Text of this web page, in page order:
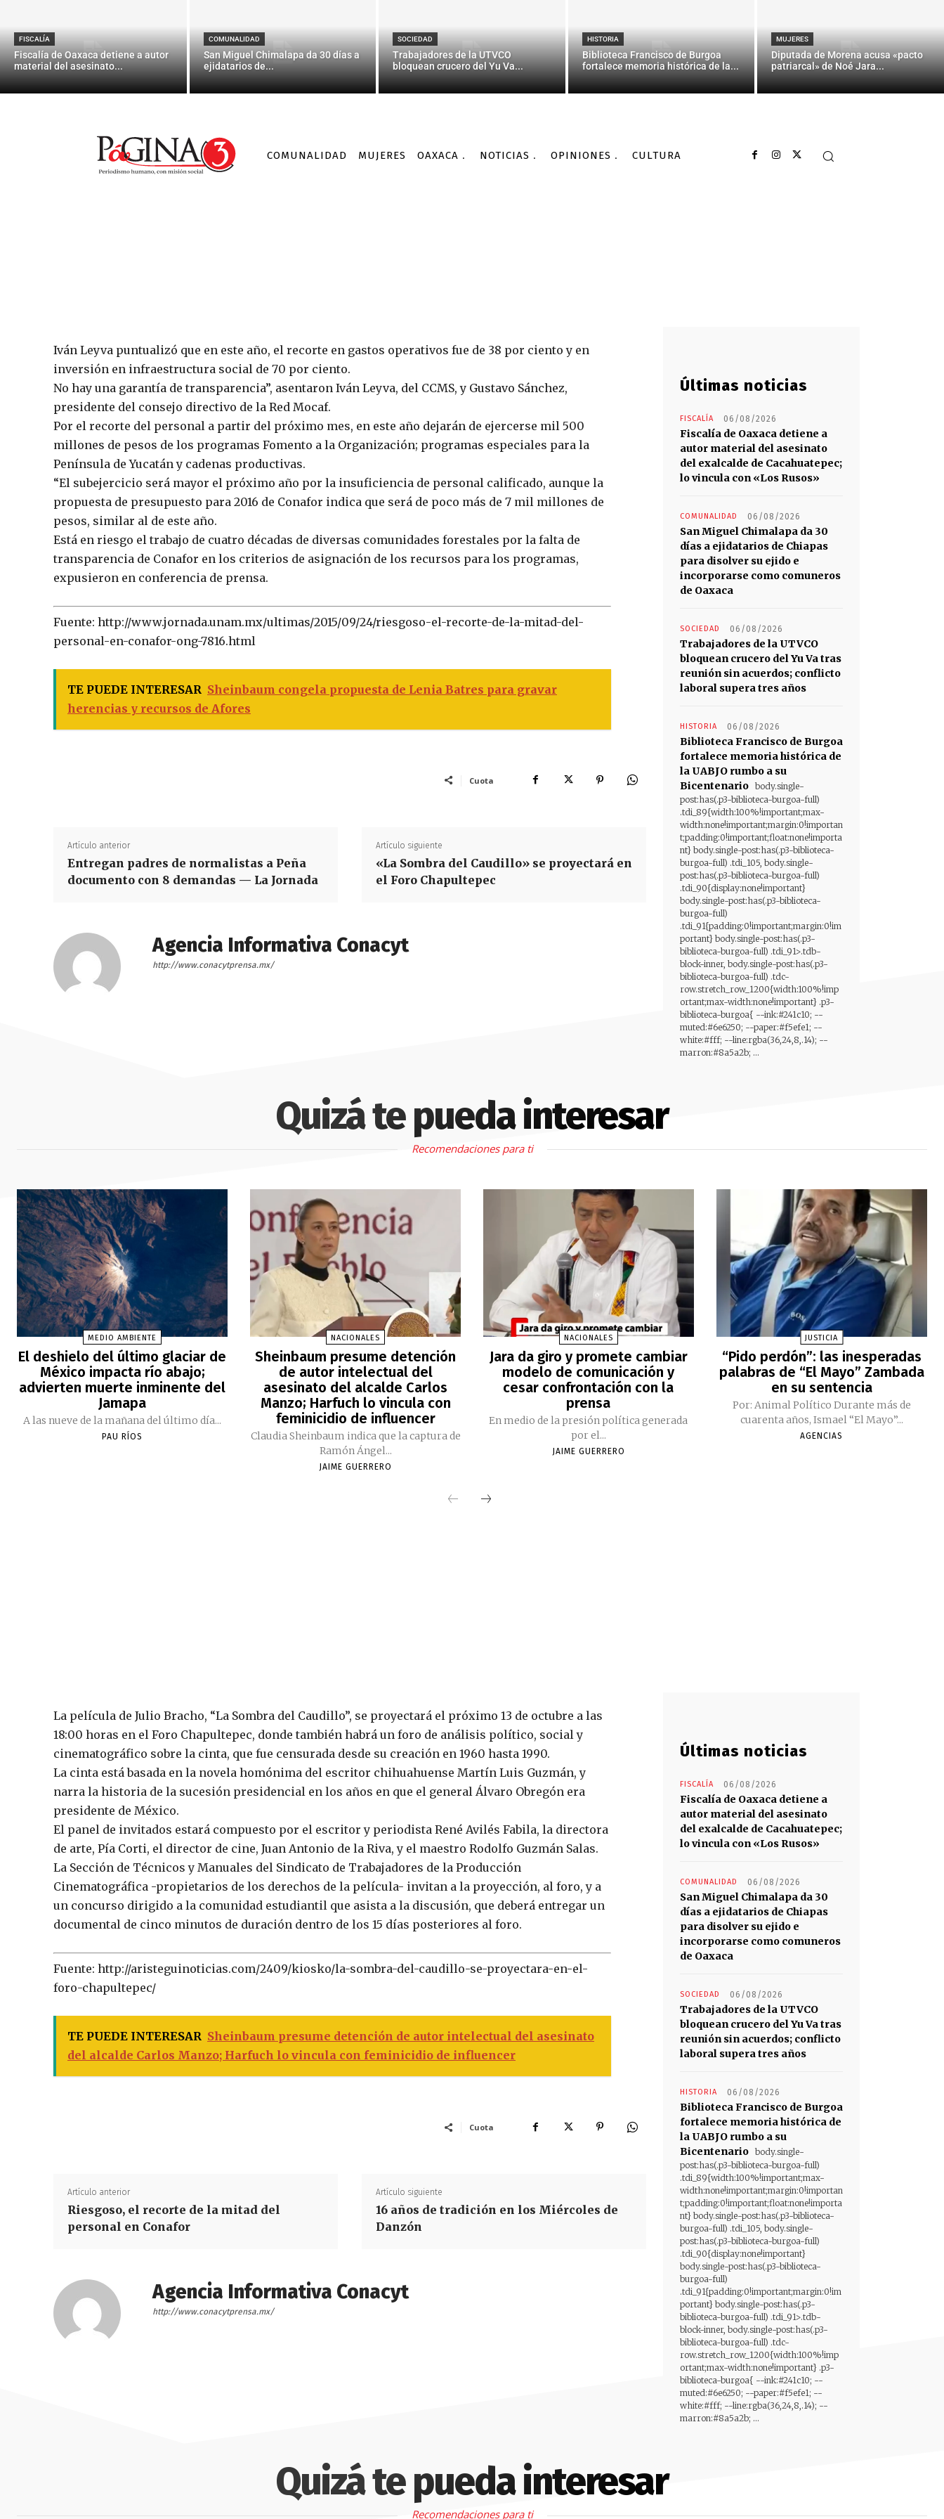
FISCALÍA
Fiscalía de Oaxaca detiene a autor
material del asesinato...
COMUNALIDAD
San Miguel Chimalapa da 30 días a
ejidatarios de...
SOCIEDAD
Trabajadores de la UTVCO
bloquean crucero del Yu Va...
HISTORIA
Biblioteca Francisco de Burgoa
fortalece memoria histórica de la...
MUJERES
Diputada de Morena acusa «pacto
patriarcal» de Noé Jara...
COMUNALIDAD MUJERES OAXACA NOTICIAS OPINIONES CULTURA
Conafor
AGENCIA INFORMATIVA CONACYT - 24/09/2015
Iván Leyva puntualizó que en este año, el recorte en gastos operativos fue de 38 por ciento y en
inversión en infraestructura social de 70 por ciento.
No hay una garantía de transparencia”, asentaron Iván Leyva, del CCMS, y Gustavo Sánchez,
presidente del consejo directivo de la Red Mocaf.
Por el recorte del personal a partir del próximo mes, en este año dejarán de ejercerse mil 500
millones de pesos de los programas Fomento a la Organización; programas especiales para la
Península de Yucatán y cadenas productivas.
“El subejercicio será mayor el próximo año por la insuficiencia de personal calificado, aunque la
propuesta de presupuesto para 2016 de Conafor indica que será de poco más de 7 mil millones de
pesos, similar al de este año.
Está en riesgo el trabajo de cuatro décadas de diversas comunidades forestales por la falta de
transparencia de Conafor en los criterios de asignación de los recursos para los programas,
expusieron en conferencia de prensa.
Fuente: http://www.jornada.unam.mx/ultimas/2015/09/24/riesgoso-el-recorte-de-la-mitad-del-
personal-en-conafor-ong-7816.html
TE PUEDE INTERESAR Sheinbaum congela propuesta de Lenia Batres para gravar
herencias y recursos de Afores
Cuota
Artículo anterior
Entregan padres de normalistas a Peña
documento con 8 demandas — La Jornada
Artículo siguiente
«La Sombra del Caudillo» se proyectará en
el Foro Chapultepec
Agencia Informativa Conacyt
http://www.conacytprensa.mx/
Últimas noticias
FISCALÍA 06/08/2026
Fiscalía de Oaxaca detiene a
autor material del asesinato
del exalcalde de Cacahuatepec;
lo vincula con «Los Rusos»
COMUNALIDAD 06/08/2026
San Miguel Chimalapa da 30
días a ejidatarios de Chiapas
para disolver su ejido e
incorporarse como comuneros
de Oaxaca
SOCIEDAD 06/08/2026
Trabajadores de la UTVCO
bloquean crucero del Yu Va tras
reunión sin acuerdos; conflicto
laboral supera tres años
HISTORIA 06/08/2026
Biblioteca Francisco de Burgoa
fortalece memoria histórica de
la UABJO rumbo a su
Bicentenario body.single-
post:has(.p3-biblioteca-burgoa-full)
.tdi_89{width:100%!important;max-
width:none!important;margin:0!importan
t;padding:0!important;float:none!importa
nt} body.single-post:has(.p3-biblioteca-
burgoa-full) .tdi_105, body.single-
post:has(.p3-biblioteca-burgoa-full)
.tdi_90{display:none!important}
body.single-post:has(.p3-biblioteca-
burgoa-full)
.tdi_91{padding:0!important;margin:0!im
portant} body.single-post:has(.p3-
biblioteca-burgoa-full) .tdi_91>.tdb-
block-inner, body.single-post:has(.p3-
biblioteca-burgoa-full) .tdc-
row.stretch_row_1200{width:100%!imp
ortant;max-width:none!important} .p3-
biblioteca-burgoa{ --ink:#241c10; --
muted:#6e6250; --paper:#f5efe1; --
white:#fff; --line:rgba(36,24,8,.14); --
marron:#8a5a2b; ...
Quizá te pueda interesar
Recomendaciones para ti
MEDIO AMBIENTE
El deshielo del último glaciar de
México impacta río abajo;
advierten muerte inminente del
Jamapa
A las nueve de la mañana del último día...
PAU RÍOS
NACIONALES
Sheinbaum presume detención
de autor intelectual del
asesinato del alcalde Carlos
Manzo; Harfuch lo vincula con
feminicidio de influencer
Claudia Sheinbaum indica que la captura de
Ramón Ángel...
JAIME GUERRERO
NACIONALES
Jara da giro y promete cambiar
modelo de comunicación y
cesar confrontación con la
prensa
En medio de la presión política generada
por el...
JAIME GUERRERO
JUSTICIA
“Pido perdón”: las inesperadas
palabras de “El Mayo” Zambada
en su sentencia
Por: Animal Político Durante más de
cuarenta años, Ismael “El Mayo”...
AGENCIAS